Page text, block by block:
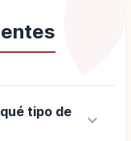
tipo de
keyboard_arrow_down